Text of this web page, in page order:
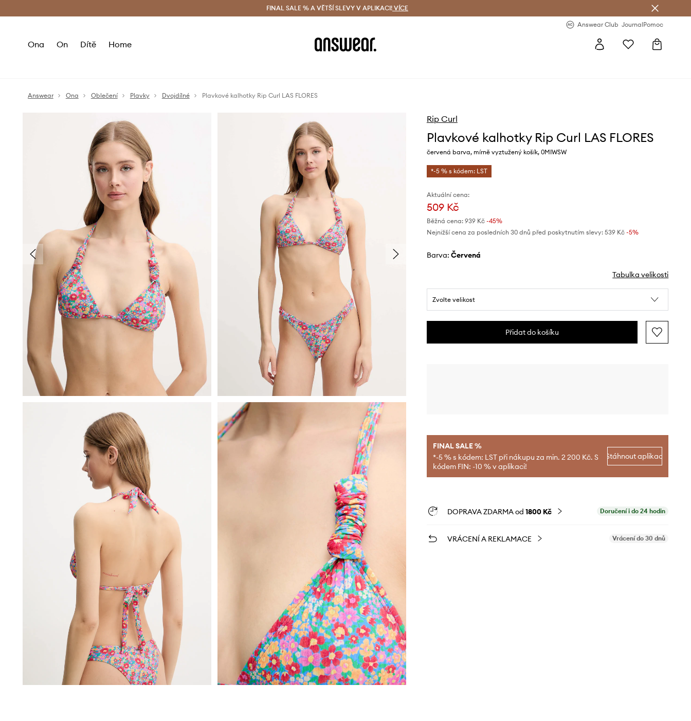
Doručení a vrácení zdarma (od 1800 Kč) Doručení i do 24 h
FINAL SALE % A VĚTŠÍ SLEVY V APLIKACI! VÍCE
Answear Club JournalPomoc
Ona On Dítě Home
Answear Ona Oblečení Plavky Dvojdílné Plavkové kalhotky Rip Curl LAS FLORES
Rip Curl
Plavkové kalhotky Rip Curl LAS FLORES
červená barva, mírně vyztužený košík, 0MIWSW
*-5 % s kódem: LST
Aktuální cena:
509 Kč
Běžná cena: 939 Kč-45%
Nejnižší cena za posledních 30 dnů před poskytnutím slevy: 539 Kč -5%
Barva: červená
Tabulka velikosti
Zvolte velikost
Přidat do košíku
FINAL SALE %
*-5 % s kódem: LST při nákupu za min. 2 200 Kč. S
kódem FIN: -10 % v aplikaci!
Stáhnout aplikaci
DOPRAVA ZDARMA od 1800 Kč Doručení i do 24 hodin
VRÁCENÍ A REKLAMACE Vrácení do 30 dnů